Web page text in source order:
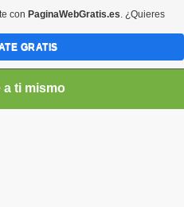
a ti mismo
con PaginaWebGratis.es. ¿Quieres
GRATIS